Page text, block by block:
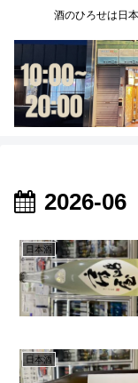
酒のひろせは日
2026-06
日本酒
日本酒